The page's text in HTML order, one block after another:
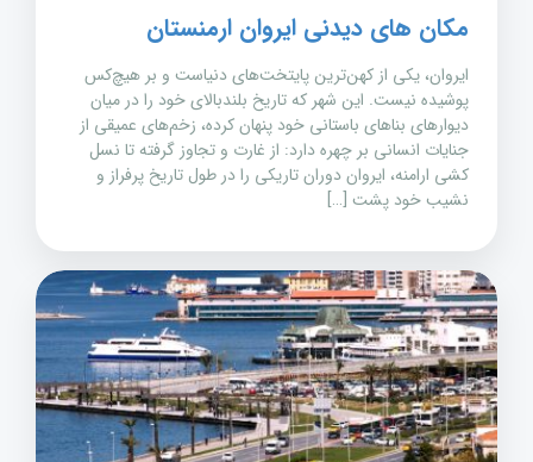
مکان های دیدنی ایروان ارمنستان
ایروان، یکی از کهن‌ترین پایتخت‌های دنیاست و بر هیچ‌کس
پوشیده نیست. این شهر که تاریخ بلندبالای خود را در میان
دیوارهای بناهای باستانی خود پنهان کرده، زخم‌های عمیقی از
جنایات انسانی بر چهره دارد: از غارت و تجاوز گرفته تا نسل
کشی ارامنه، ایروان دوران تاریکی را در طول تاریخ پرفراز و
نشیب خود پشت […]